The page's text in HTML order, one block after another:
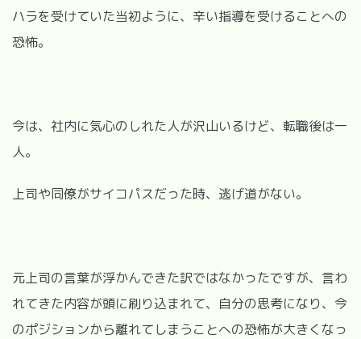
ハラを受けていた当初ように、辛い指導を受けることへの
恐怖。
今は、社内に気心のしれた人が沢山いるけど、転職後は一
人。
上司や同僚がサイコパスだった時、逃げ道がない。
元上司の言葉が浮かんできた訳ではなかったですが、言わ
れてきた内容が頭に刷り込まれて、自分の思考になり、今
のポジションから離れてしまうことへの恐怖が大きくなっ